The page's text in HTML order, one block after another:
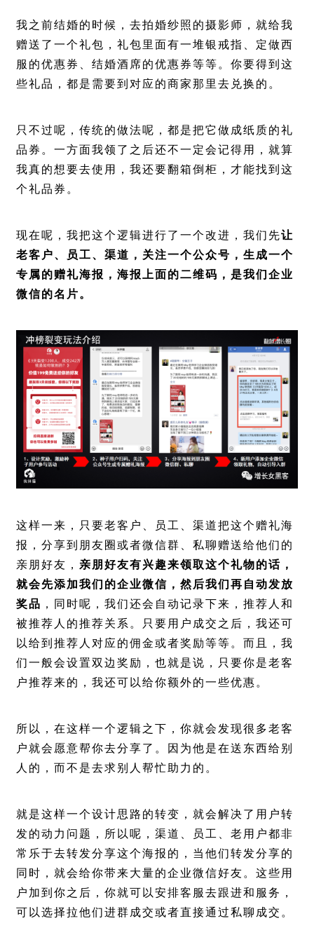
我之前结婚的时候，去拍婚纱照的摄影师，就给我
赠送了一个礼包，礼包里面有一堆银戒指、定做西
服的优惠券、结婚酒席的优惠券等等。你要得到这
些礼品，都是需要到对应的商家那里去兑换的。
只不过呢，传统的做法呢，都是把它做成纸质的礼
品券。一方面我领了之后还不一定会记得用，就算
我真的想要去使用，我还要翻箱倒柜，才能找到这
个礼品券。
现在呢，我把这个逻辑进行了一个改进，我们先让
老客户、员工、渠道，关注一个公众号，生成一个
专属的赠礼海报，海报上面的二维码，是我们企业
微信的名片。
这样一来，只要老客户、员工、渠道把这个赠礼海
报，分享到朋友圈或者微信群、私聊赠送给他们的
亲朋好友， 亲朋好友有兴趣来领取这个礼物的话，
就会先添加我们的企业微信，然后我们再自动发放
奖品 ，同时呢，我们还会自动记录下来，推荐人和
被推荐人的推荐关系。只要用户成交之后，我还可
以给到推荐人对应的佣金或者奖励等等。而且，我
们一般会设置双边奖励，也就是说，只要你是老客
户推荐来的，我还可以给你额外的一些优惠。
所以，在这样一个逻辑之下，你就会发现很多老客
户就会愿意帮你去分享了。因为他是在送东西给别
人的，而不是去求别人帮忙助力的。
就是这样一个设计思路的转变，就会解决了用户转
发的动力问题，所以呢，渠道、员工、老用户都非
常乐于去转发分享这个海报的，当他们转发分享的
同时，就会给你带来大量的企业微信好友。这些用
户加到你之后，你就可以安排客服去跟进和服务，
可以选择拉他们进群成交或者直接通过私聊成交。